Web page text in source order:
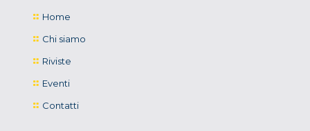
Home
Chi siamo
Riviste
Eventi
Contatti